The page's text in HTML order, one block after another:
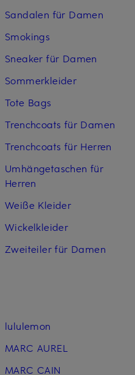
Sandalen für Damen
Smokings
Sneaker für Damen
Sommerkleider
Tote Bags
Trenchcoats für Damen
Trenchcoats für Herren
Umhängetaschen für
Herren
Weiße Kleider
Wickelkleider
Zweiteiler für Damen
lululemon
MARC AUREL
MARC CAIN